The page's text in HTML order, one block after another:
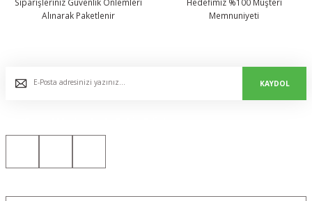
Siparişleriniz Güvenlik Önlemleri
Alınarak Paketlenir
Hedefimiz %100 Müşteri
Memnuniyeti
KAYDOL